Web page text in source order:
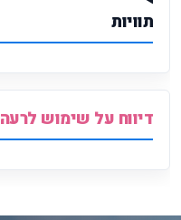
תוויות
דיווח על שימוש לרעה